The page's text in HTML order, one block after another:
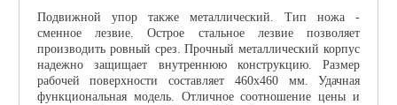
Подвижной упор также металлический. Тип ножа -
сменное лезвие. Острое стальное лезвие позволяет
производить ровный срез. Прочный металлический корпус
надежно защищает внутреннюю конструкцию. Размер
рабочей поверхности составляет 460х460 мм. Удачная
функциональная модель. Отличное соотношение цены и